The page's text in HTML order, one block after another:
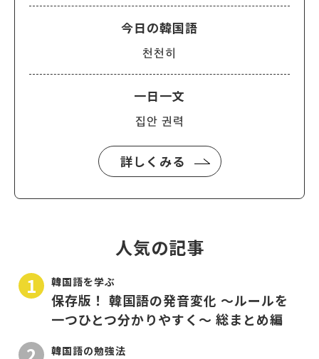
今日の韓国語
천천히
一日一文
집안 권력
詳しくみる
人気の記事
韓国語を学ぶ
保存版！ 韓国語の発音変化 〜ルールを
一つひとつ分かりやすく〜 総まとめ編
韓国語の勉強法